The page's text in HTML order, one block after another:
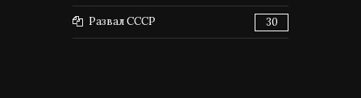
Развал СССР 30